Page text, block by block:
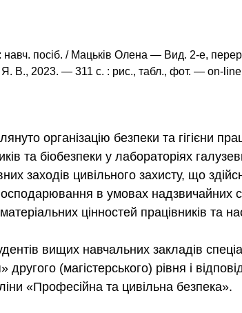
навч. посіб. / Мацьків Олена — Вид. 2-е,
В., 2023. — 311 с. : рис., табл., фот. — оn-
організацію безпеки та гігієни
та біобезпеки у лабораторіях
заходів цивільного захисту, що
в умовах надзвичайних
цінностей працівників та
вищих навчальних закладів
другого (магістерського) рівня і
«Професійна та цивільна безпека».